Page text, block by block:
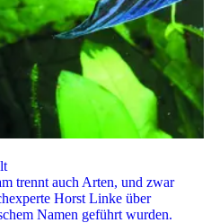
trennt auch Arten, und zwar
Horst Linke über
Namen geführt wurden.